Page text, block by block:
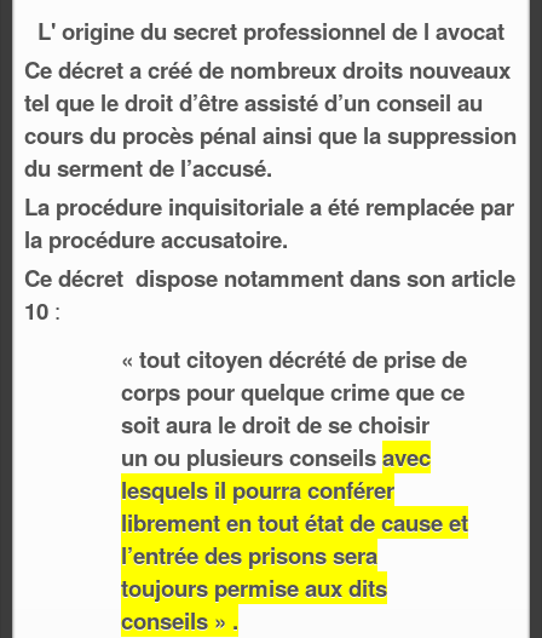
L' origine du secret professionnel de l avocat
Ce décret a créé de nombreux droits nouveaux
tel que le droit d’être assisté d’un conseil au
cours du procès pénal ainsi que la suppression
du serment de l’accusé.
La procédure inquisitoriale a été remplacée par
la procédure accusatoire.
Ce décret dispose notamment dans son article
10 :
« tout citoyen décrété de prise de
corps pour quelque crime que ce
soit aura le droit de se choisir
un ou plusieurs conseilsavec
lesquels il pourra conférer
librement en tout état de cause et
l’entrée des prisons sera
toujours permise aux dits
conseils » .